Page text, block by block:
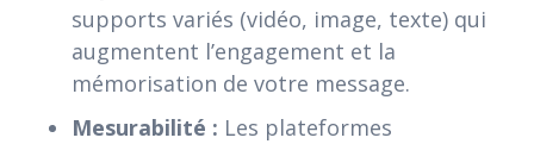
supports variés (vidéo, image, texte) qui
augmentent l’engagement et la
mémorisation de votre message.
Mesurabilité : Les plateformes